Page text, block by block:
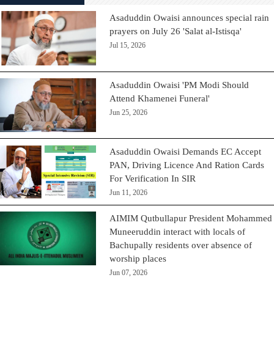
Asaduddin Owaisi announces special rain
prayers on July 26 'Salat al-Istisqa'
Jul 15, 2026
Asaduddin Owaisi 'PM Modi Should
Attend Khamenei Funeral'
Jun 25, 2026
Asaduddin Owaisi Demands EC Accept
PAN, Driving Licence And Ration Cards
For Verification In SIR
Jun 11, 2026
AIMIM Qutbullapur President Mohammed
Muneeruddin interact with locals of
Bachupally residents over absence of
worship places
Jun 07, 2026